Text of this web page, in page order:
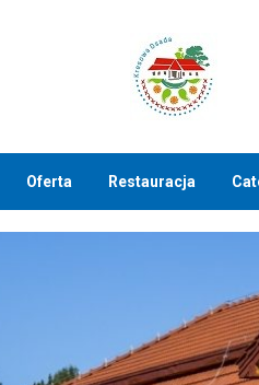
Oferta Restauracja